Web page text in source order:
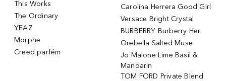
This Works
The Ordinary
YEAZ
Morphe
Creed parfém
Carolina Herrera Good Girl
Versace Bright Crystal
BURBERRY Burberry Her
Orebella Salted Muse
Jo Malone Lime Basil &
Mandarin
TOM FORD Private Blend